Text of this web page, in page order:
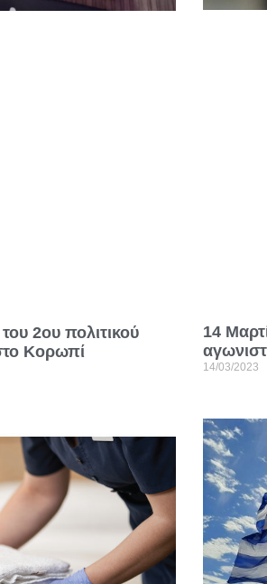
2ου πολιτικού
Κορωπί
14
14/03/2023